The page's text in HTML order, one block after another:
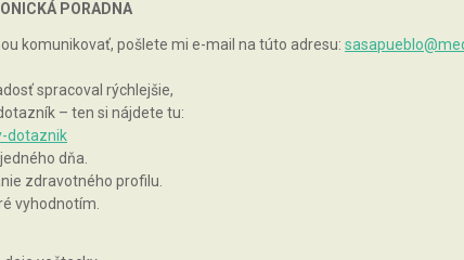
PORADNA
komunikovať, pošlete mi e-mail na túto adresu:
spracoval rýchlejšie,
– ten si nájdete tu:
dotaznik
dňa.
zdravotného profilu.
vyhodnotím.